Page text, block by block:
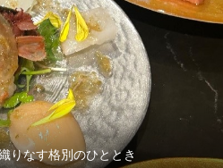
りなす格別のひととき